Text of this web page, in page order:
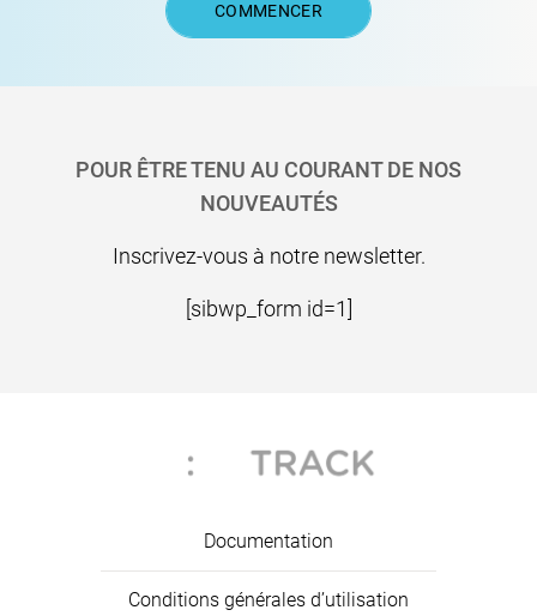
COMMENCER
Documentation
Conditions générales d’utilisation
POUR ÊTRE TENU AU COURANT DE NOS
NOUVEAUTÉS
Inscrivez-vous à notre newsletter.
[sibwp_form id=1]